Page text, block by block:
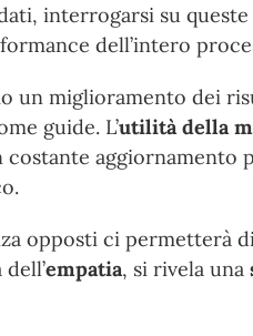
interrogarsi su
dell’intero
un miglioramento dei
guide. L’utilità della
costante aggiornamento
opposti ci permetterà
empatia, si rivela una